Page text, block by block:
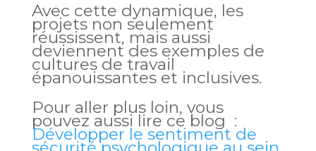
Avec cette dynamique, les
projets non seulement
réussissent, mais aussi
deviennent des exemples de
cultures de travail
épanouissantes et inclusives.
Pour aller plus loin, vous
pouvez aussi lire ce blog :
Développer le sentiment de